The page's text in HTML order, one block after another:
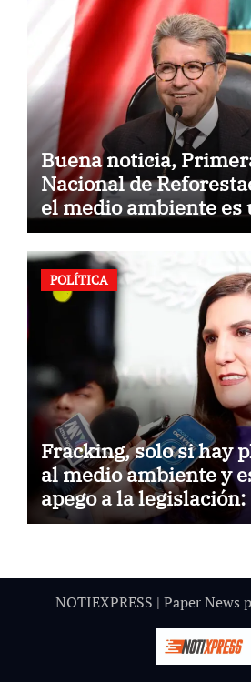
Buena noticia,
Nacional de
el medio ambiente es
responsabilidad
Ricardo Monreal
POLÍTICA
Fracking, solo si hay
al medio ambiente y
apego a la
Rabadán
NOTIEXPRESS | Paper News